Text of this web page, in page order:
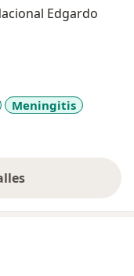
Edgardo
Meningitis
experiencia